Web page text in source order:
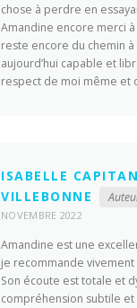
chose à perdre en
Amandine encore merci
reste encore du chemin
aujourd’hui capable et
respect de moi même et
ISABELLE
VILLEBONNE
NOVEMBRE 2022
Amandine est une
je recommande
Son écoute est totale et
compréhension subtile